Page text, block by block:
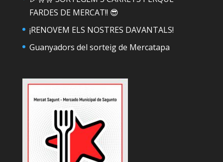
FARDES DE MERCAT!! 😎
¡RENOVEM ELS NOSTRES DAVANTALS!
Guanyadors del sorteig de Mercatapa